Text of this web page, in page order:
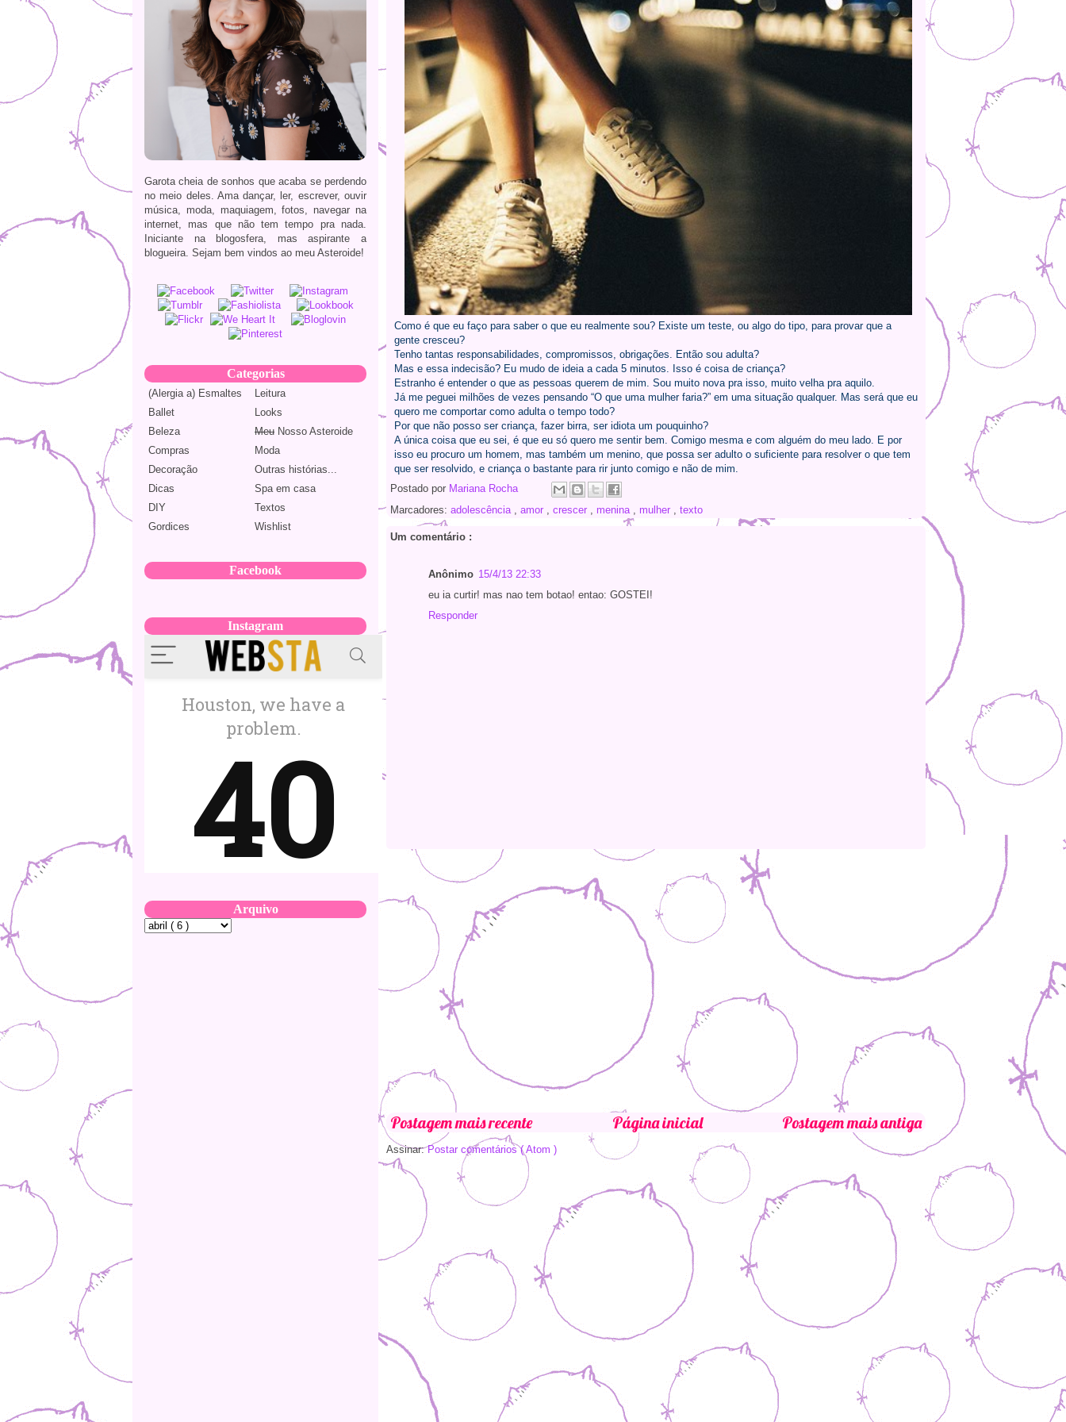
Como é que eu faço para saber o que eu realmente sou? Existe um teste, ou algo do tipo, para provar que a
gente cresceu?
Tenho tantas responsabilidades, compromissos, obrigações. Então sou adulta?
Mas e essa indecisão? Eu mudo de ideia a cada 5 minutos. Isso é coisa de criança?
Estranho é entender o que as pessoas querem de mim. Sou muito nova pra isso, muito velha pra aquilo.
Já me peguei milhões de vezes pensando “O que uma mulher faria?” em uma situação qualquer. Mas será que eu
quero me comportar como adulta o tempo todo?
Por que não posso ser criança, fazer birra, ser idiota um pouquinho?
A única coisa que eu sei, é que eu só quero me sentir bem. Comigo mesma e com alguém do meu lado. E por
isso eu procuro um homem, mas também um menino, que possa ser adulto o suficiente para resolver o que tem
que ser resolvido, e criança o bastante para rir junto comigo e não de mim.
Postado por Mariana Rocha
Marcadores: adolescência amor crescer menina mulher texto
Um comentário :
Anônimo 15/4/13 22:33
eu ia curtir! mas nao tem botao! entao: GOSTEI!
Responder
Postagem mais recente Postagem mais antiga
Página inicial
Assinar:Postar comentários ( Atom )
Garota cheia de sonhos que acaba se perdendo
no meio deles. Ama dançar, ler, escrever, ouvir
música, moda, maquiagem, fotos, navegar na
internet, mas que não tem tempo pra nada.
Iniciante na blogosfera, mas aspirante a
blogueira. Sejam bem vindos ao meu Asteroide!
Categorias
(Alergia a) Esmaltes
Leitura
Ballet
Looks
Beleza
Meu Nosso Asteroide
Compras
Moda
Decoração
Outras histórias...
Dicas
Spa em casa
DIY
Textos
Gordices
Wishlist
Facebook
Instagram
Arquivo